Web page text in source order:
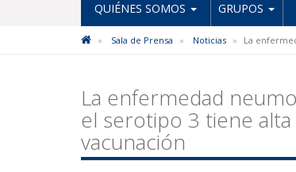
QUIÉNES SOMOS GRUPOS
Sala de Prensa Noticias La
La enfermedad
el serotipo 3 tiene
vacunación